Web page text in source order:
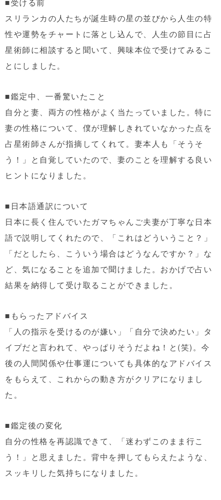
■受ける前
スリランカの人たちが誕生時の星の並びから人生の特
性や運勢をチャートに落とし込んで、人生の節目に占
星術師に相談すると聞いて、興味本位で受けてみるこ
とにしました。
■鑑定中、一番驚いたこと
自分と妻、両方の性格がよく当たっていました。特に
妻の性格について、僕が理解しきれていなかった点を
占星術師さんが指摘してくれて。妻本人も「そうそ
う！」と自覚していたので、妻のことを理解する良い
ヒントになりました。
■日本語通訳について
日本に長く住んでいたガマちゃんご夫妻が丁寧な日本
語で説明してくれたので、「これはどういうこと？」
「だとしたら、こういう場合はどうなんですか？」な
ど、気になることを追加で聞けました。おかげで占い
結果を納得して受け取ることができました。
■もらったアドバイス
「人の指示を受けるのが嫌い」「自分で決めたい」タ
イプだと言われて、やっぱりそうだよね！と(笑)。今
後の人間関係や仕事運についても具体的なアドバイス
をもらえて、これからの動き方がクリアになりまし
た。
■鑑定後の変化
自分の性格を再認識できて、「迷わずこのまま行こ
う！」と思えました。背中を押してもらえたような、
スッキリした気持ちになりました。